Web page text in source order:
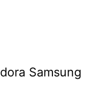
Samsung